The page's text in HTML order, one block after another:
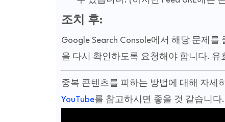
조치 후:
Google Search Console에서 해당 문제를
을 다시 확인하도록 요청해야 합니다.
중복 콘텐츠를 피하는 방법에 대해 자세
YouTube를 참고하시면 좋을 것 같습니다.